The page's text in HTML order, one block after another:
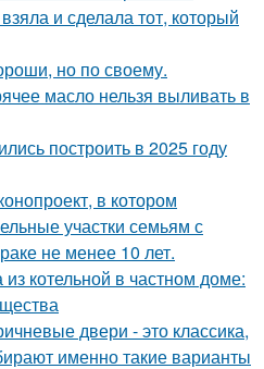
и сделала тот, который
но по своему.
масло нельзя выливать в
построить в 2025 году
в котором
участки семьям с
не менее 10 лет.
котельной в частном доме:
двери - это классика,
именно такие варианты